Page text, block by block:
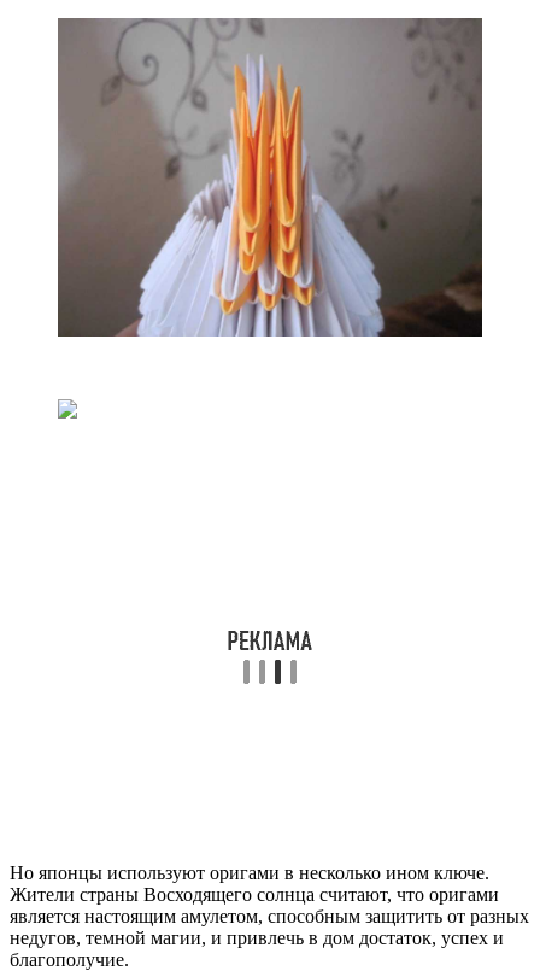
Но японцы используют оригами в несколько ином ключе.
Жители страны Восходящего солнца считают, что оригами
является настоящим амулетом, способным защитить от разных
недугов, темной магии, и привлечь в дом достаток, успех и
благополучие.